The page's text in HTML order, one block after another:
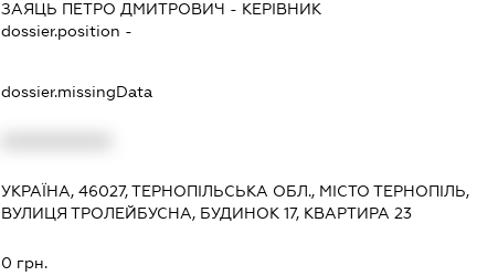
ЗАЯЦЬ ПЕТРО ДМИТРОВИЧ - КЕРІВНИК
dossier.position -
dossier.missingData
УКРАЇНА, 46027, ТЕРНОПІЛЬСЬКА ОБЛ., МІСТО ТЕРНОПІЛЬ,
ВУЛИЦЯ ТРОЛЕЙБУСНА, БУДИНОК 17, КВАРТИРА 23
0 грн.